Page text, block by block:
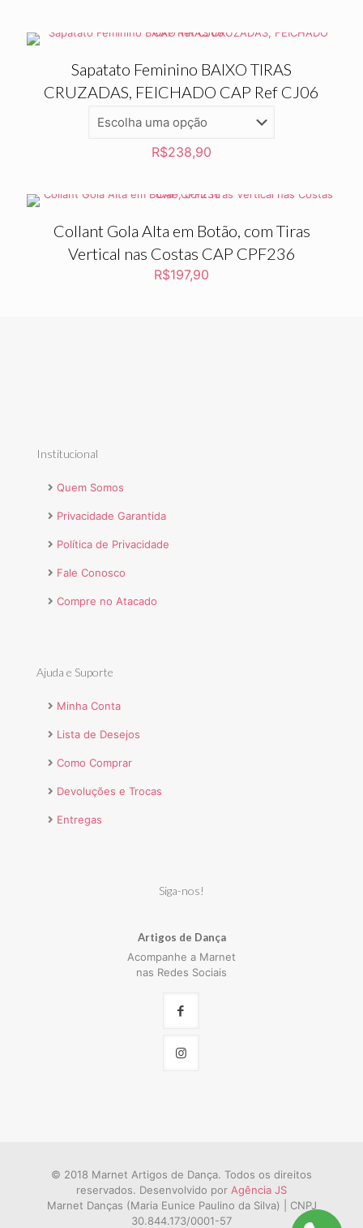
Sapatato Feminino BAIXO TIRAS
CRUZADAS, FEICHADO CAP Ref CJ06
R$238,90
Collant Gola Alta em Botão, com Tiras
Vertical nas Costas CAP CPF236
R$197,90
Institucional
Quem Somos
Privacidade Garantida
Política de Privacidade
Fale Conosco
Compre no Atacado
Ajuda e Suporte
Minha Conta
Lista de Desejos
Como Comprar
Devoluções e Trocas
Entregas
Siga-nos!
Artigos de Dança
Acompanhe a Marnet
nas Redes Sociais
© 2018 Marnet Artigos de Dança. Todos os direitos
reservados. Desenvolvido por Agência JS
Marnet Danças (Maria Eunice Paulino da Silva) | CNPJ
30.844.173/0001-57